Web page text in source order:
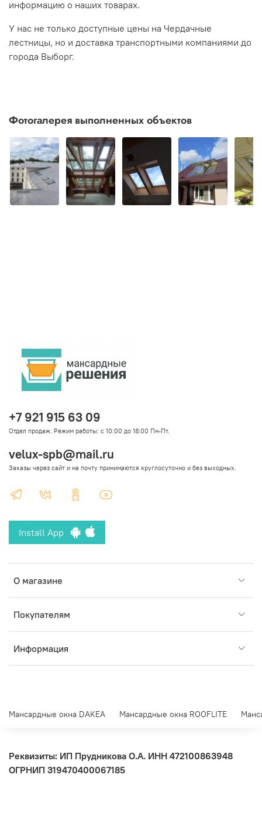
информацию о наших товарах.
У нас не только доступные цены на Чердачные
лестницы, но и доставка транспортными компаниями до
города Выборг.
Фотогалерея выполненных объектов
О магазине
Покупателям
Информация
Install App
+7 921 915 63 09
Отдел продаж. Режим работы: с 10:00 до 18:00 Пн-Пт.
velux-spb@mail.ru
Заказы через сайт и на почту принимаются круглосуточно и без выходных.
Мансардные окна DAKEA Мансардные окна ROOFLITE
Реквизиты: ИП Прудникова О.А. ИНН 472100863948
ОГРНИП 319470400067185